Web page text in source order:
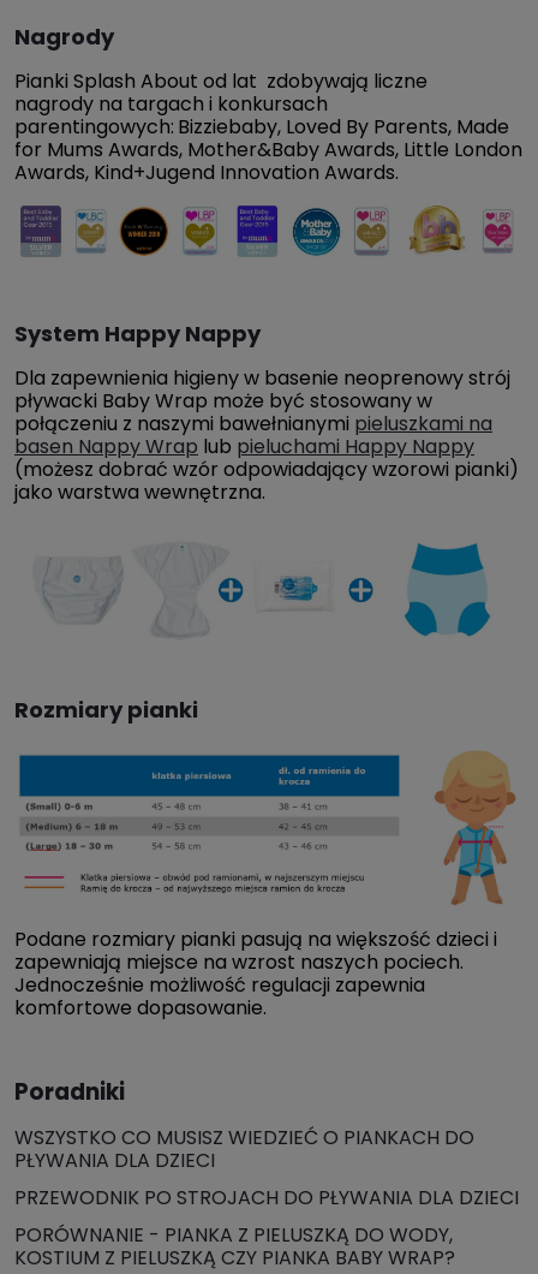
Nagrody
Pianki Splash About od lat zdobywają liczne
nagrody na targach i konkursach
parentingowych: Bizziebaby, Loved By Parents, Made
for Mums Awards, Mother&Baby Awards, Little London
Awards, Kind+Jugend Innovation Awards.
System Happy Nappy
Dla zapewnienia higieny w basenie neoprenowy strój
pływacki Baby Wrap może być stosowany w
połączeniu z naszymi bawełnianymi pieluszkami na
basen Nappy Wrap lub pieluchami Happy Nappy
(możesz dobrać wzór odpowiadający wzorowi pianki)
jako warstwa wewnętrzna.
Rozmiary pianki
Podane rozmiary pianki pasują na większość dzieci i
zapewniają miejsce na wzrost naszych pociech.
Jednocześnie możliwość regulacji zapewnia
komfortowe dopasowanie.
Poradniki
WSZYSTKO CO MUSISZ WIEDZIEĆ O PIANKACH DO
PŁYWANIA DLA DZIECI
PRZEWODNIK PO STROJACH DO PŁYWANIA DLA DZIECI
PORÓWNANIE - PIANKA Z PIELUSZKĄ DO WODY,
KOSTIUM Z PIELUSZKĄ CZY PIANKA BABY WRAP?